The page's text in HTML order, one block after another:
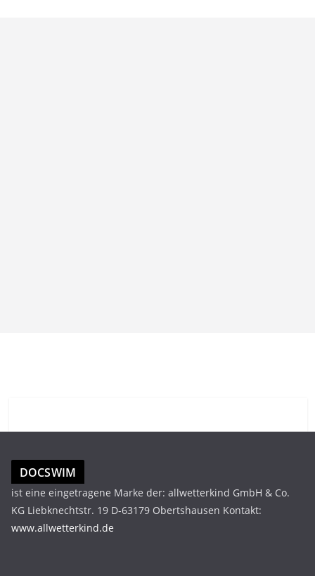
DOCSWIM
ist eine eingetragene Marke der: allwetterkind GmbH & Co.
KG Liebknechtstr. 19 D-63179 Obertshausen Kontakt:
www.allwetterkind.de